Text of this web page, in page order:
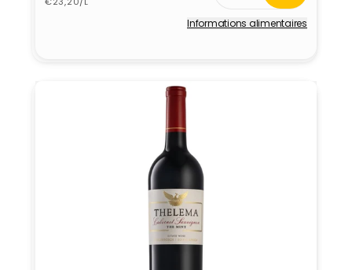
habituel
unitaire
Informations alimentaires